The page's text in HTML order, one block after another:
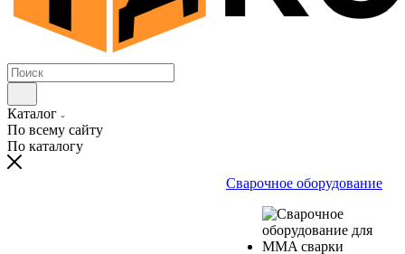
Каталог
По всему сайту
По каталогу
Сварочное оборудование